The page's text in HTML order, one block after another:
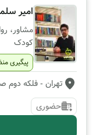
امیر
مشاور،
کودک
پیگیری
تهران - فلکه دوم
حضوری